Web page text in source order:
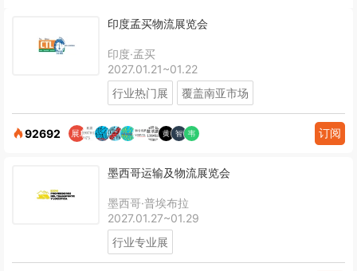
印度孟买物流展览会
印度·孟买
2027.01.21~01.22
行业热门展
覆盖南亚市场
92692 订阅
墨西哥运输及物流展览会
墨西哥·普埃布拉
2027.01.27~01.29
行业专业展